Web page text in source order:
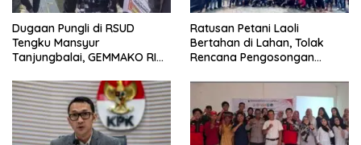
Dugaan Pungli di RSUD
Tengku Mansyur
Tanjungbalai, GEMMAKO RI
Tuntas
Ratusan Petani Laoli
Bertahan di Lahan, Tolak
Rencana Pengosongan